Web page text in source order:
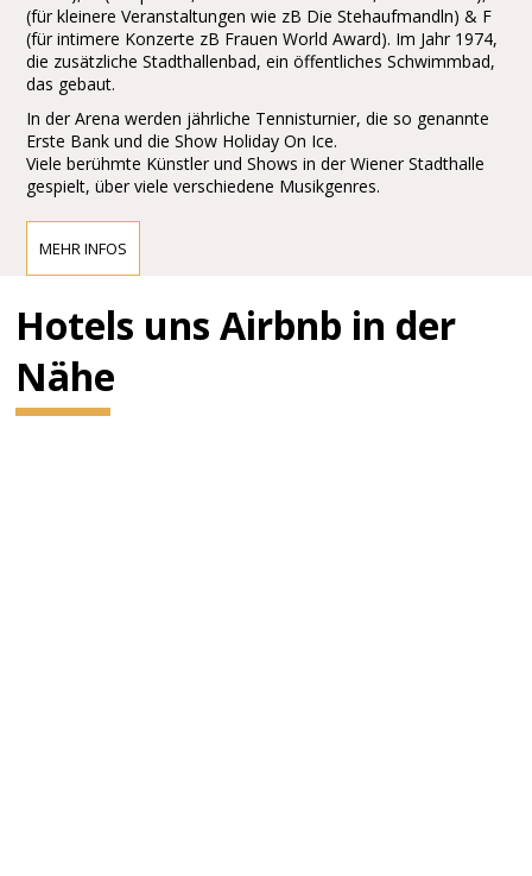
(für kleinere Veranstaltungen wie zB Die Stehaufmandln) & F
(für intimere Konzerte zB Frauen World Award). Im Jahr 1974,
die zusätzliche Stadthallenbad, ein öffentliches Schwimmbad,
das gebaut.
In der Arena werden jährliche Tennisturnier, die so genannte
Erste Bank und die Show Holiday On Ice.
Viele berühmte Künstler und Shows in der Wiener Stadthalle
gespielt, über viele verschiedene Musikgenres.
MEHR INFOS
Hotels uns Airbnb in der
Nähe